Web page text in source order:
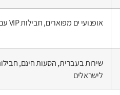
אופנועי ים מפוארים, חבילות VIP עם שירותי צילום
שירות בעברית, הסעות חינם,
לישראלים